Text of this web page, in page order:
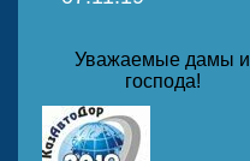
Уважаемые дамы и
господа!